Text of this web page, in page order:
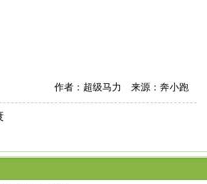
作者：超级马力 来源：奔小跑